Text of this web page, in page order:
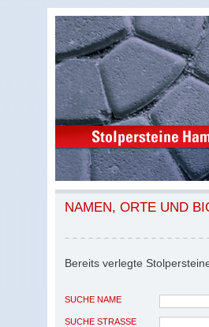
NAMEN, ORTE UND
Bereits verlegte
SUCHE NAME
SUCHE STRASSE